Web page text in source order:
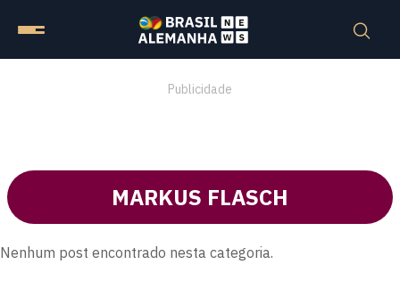
Publicidade
MARKUS FLASCH
Nenhum post encontrado nesta categoria.